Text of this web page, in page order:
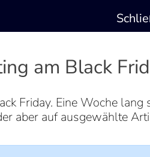
am Black
Friday. Eine Woche
aber auf ausgewählte